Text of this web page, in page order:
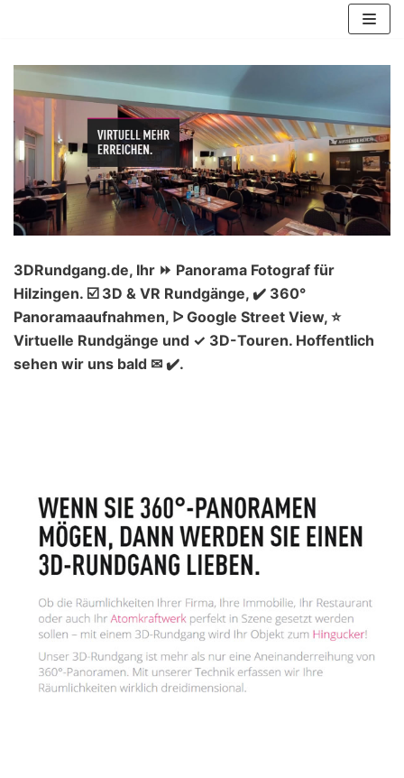
Inhalt
springen
3DRundgang.de, Ihr ⏩ Panorama Fotograf für
Hilzingen. ☑️ 3D & VR Rundgänge, ✔️ 360°
Panoramaaufnahmen, ᐅ Google Street View, ⭐
Virtuelle Rundgänge und ✓ 3D-Touren. Hoffentlich
sehen wir uns bald ✉ ✔️.